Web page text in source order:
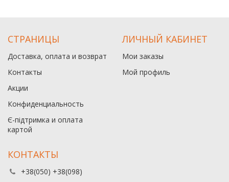
СТРАНИЦЫ
Доставка, оплата и возврат
Контакты
Акции
Конфиденциальность
Є-підтримка и оплата
картой
ЛИЧНЫЙ КАБИНЕТ
Мои заказы
Мой профиль
КОНТАКТЫ
+38(050) +38(098)